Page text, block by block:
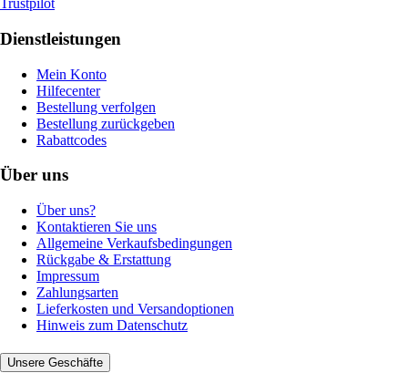
Trustpilot
Dienstleistungen
Mein Konto
Hilfecenter
Bestellung verfolgen
Bestellung zurückgeben
Rabattcodes
Über uns
Über uns?
Kontaktieren Sie uns
Allgemeine Verkaufsbedingungen
Rückgabe & Erstattung
Impressum
Zahlungsarten
Lieferkosten und Versandoptionen
Hinweis zum Datenschutz
Unsere Geschäfte